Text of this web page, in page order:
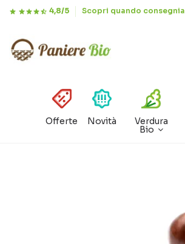
4,8/5 Scopri quando
Offerte Novità Verdura
Bio